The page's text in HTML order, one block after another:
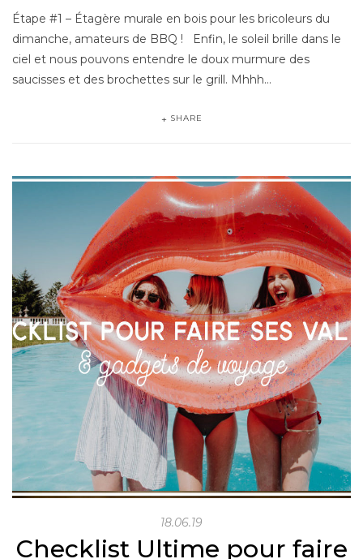
Étape #1 – Étagère murale en bois pour les bricoleurs du
dimanche, amateurs de BBQ ! Enfin, le soleil brille dans le
ciel et nous pouvons entendre le doux murmure des
saucisses et des brochettes sur le grill. Mhhh…
SHARE
18.06.19
Checklist Ultime pour faire